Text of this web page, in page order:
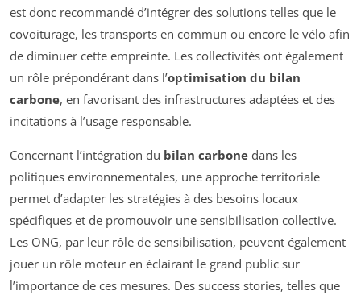
est donc recommandé d’intégrer des solutions telles que le
covoiturage, les transports en commun ou encore le vélo afin
de diminuer cette empreinte. Les collectivités ont également
un rôle prépondérant dans l’optimisation du bilan
carbone, en favorisant des infrastructures adaptées et des
incitations à l’usage responsable.
Concernant l’intégration du bilan carbone dans les
politiques environnementales, une approche territoriale
permet d’adapter les stratégies à des besoins locaux
spécifiques et de promouvoir une sensibilisation collective.
Les ONG, par leur rôle de sensibilisation, peuvent également
jouer un rôle moteur en éclairant le grand public sur
l’importance de ces mesures. Des success stories, telles que